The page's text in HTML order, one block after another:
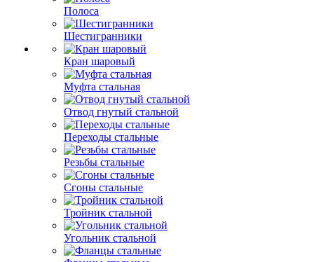
Полоса
Шестигранники
Кран шаровый
Муфта стальная
Отвод гнутый стальной
Переходы стальные
Резьбы стальные
Сгоны стальные
Тройник стальной
Угольник стальной